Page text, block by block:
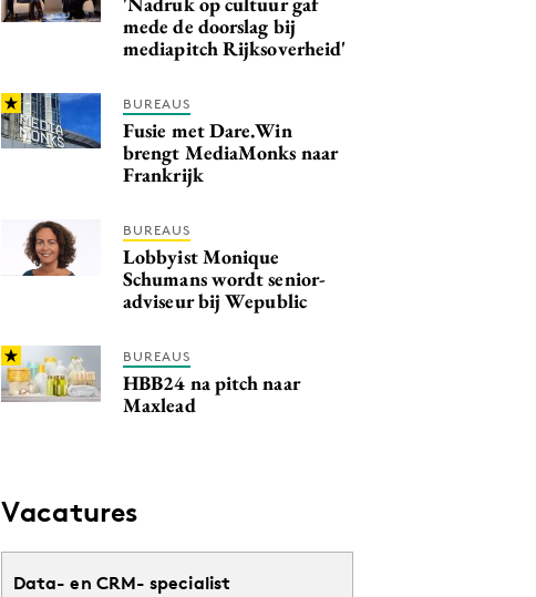
mede de doorslag bij
mediapitch Rijksoverheid'
BUREAUS
Fusie met Dare.Win
brengt MediaMonks naar
Frankrijk
BUREAUS
Lobbyist Monique
Schumans wordt senior-
adviseur bij Wepublic
BUREAUS
HBB24 na pitch naar
Maxlead
Vacatures
Data- en CRM- specialist